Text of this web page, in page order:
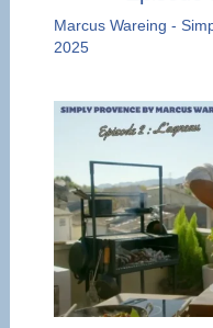
Marcus Wareing -
2025